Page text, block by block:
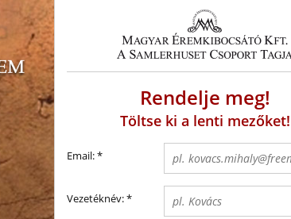
Rendelje meg!
Töltse ki a lenti mezőket!
Email:*
Vezetéknév:*